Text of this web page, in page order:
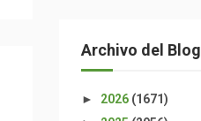
Archivo del Blog
► 2026 (1671)